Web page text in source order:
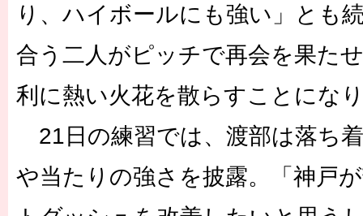
り、ハイボールにも強い」とも
合う二人がピッチで再会を果た
利に熱い火花を散らすことにな
21日の練習では、渡部は落ち
や当たりの強さを披露。「神戸